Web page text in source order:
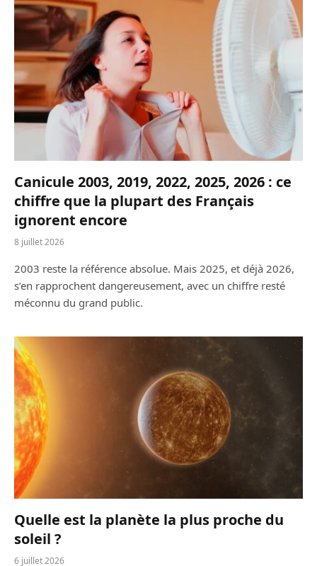
Canicule 2003, 2019, 2022, 2025, 2026 : ce
chiffre que la plupart des Français
ignorent encore
8 juillet 2026
2003 reste la référence absolue. Mais 2025, et déjà 2026,
s’en rapprochent dangereusement, avec un chiffre resté
méconnu du grand public.
Quelle est la planète la plus proche du
soleil ?
6 juillet 2026